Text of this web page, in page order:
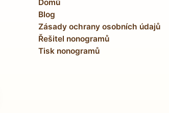
Domů
Blog
Zásady ochrany osobních údajů
Řešitel nonogramů
Tisk nonogramů